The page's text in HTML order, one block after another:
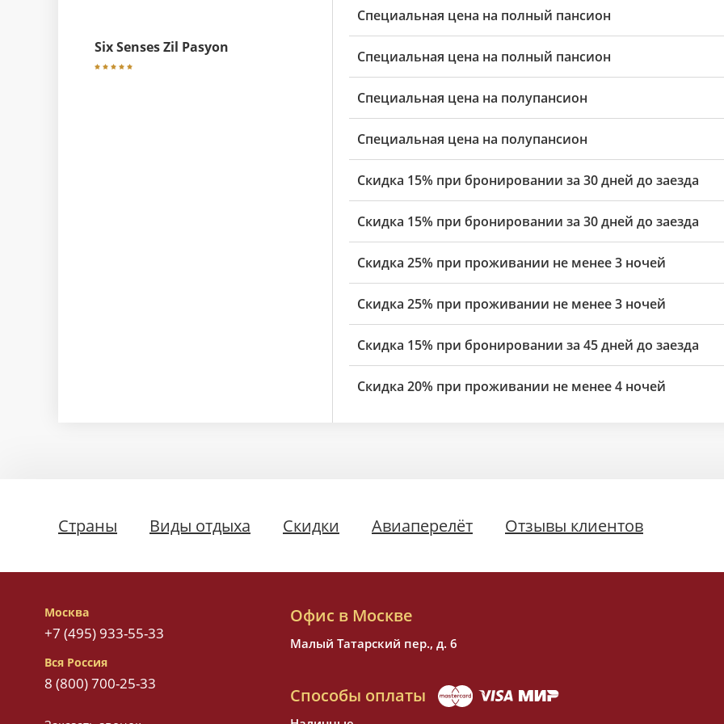
Six Senses Zil Pasyon
Специальная цена на полный пансион
Специальная цена на полный пансион
Специальная цена на полупансион
Специальная цена на полупансион
Скидка 15% при бронировании за 30 дней до заезда
Скидка 15% при бронировании за 30 дней до заезда
Скидка 25% при проживании не менее 3 ночей
Скидка 25% при проживании не менее 3 ночей
Скидка 15% при бронировании за 45 дней до заезда
Скидка 20% при проживании не менее 4 ночей
Страны Виды отдыха Скидки Авиаперелёт Отзывы клиентов
Москва
+7 (495) 933-55-33
Вся Россия
8 (800) 700-25-33
Офис в Москве
Малый Татарский пер., д. 6
Способы оплаты